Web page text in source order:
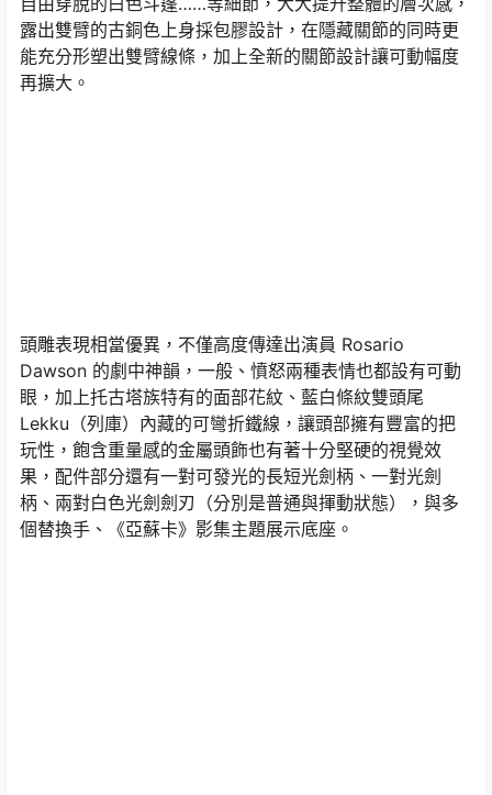
露出雙臂的古銅色上身採包膠設計，在隱藏關節的同時更
能充分形塑出雙臂線條，加上全新的關節設計讓可動幅度
再擴大。
頭雕表現相當優異，不僅高度傳達出演員 Rosario
Dawson 的劇中神韻，一般、憤怒兩種表情也都設有可動
眼，加上托古塔族特有的面部花紋、藍白條紋雙頭尾
Lekku（列庫）內藏的可彎折鐵線，讓頭部擁有豐富的把
玩性，飽含重量感的金屬頭飾也有著十分堅硬的視覺效
果，配件部分還有一對可發光的長短光劍柄、一對光劍
柄、兩對白色光劍劍刃（分別是普通與揮動狀態），與多
個替換手、《亞蘇卡》影集主題展示底座。